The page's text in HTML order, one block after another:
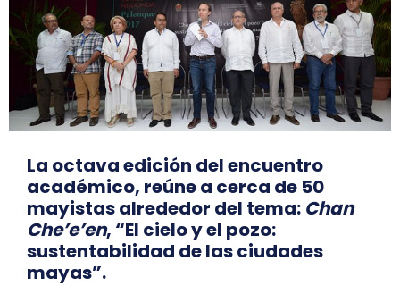
La octava edición del encuentro
académico, reúne a cerca de 50
mayistas alrededor del tema: Chan
Che’e’en, “El cielo y el pozo:
sustentabilidad de las ciudades
mayas”.